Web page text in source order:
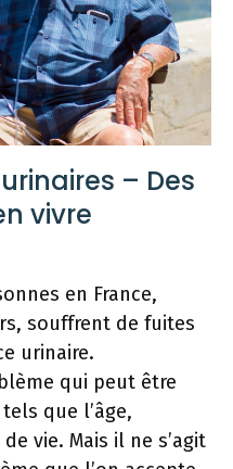
– Des
vivre
en France,
souffrent de fuites
urinaire.
qui peut être
que l’âge,
vie. Mais il ne s’agit